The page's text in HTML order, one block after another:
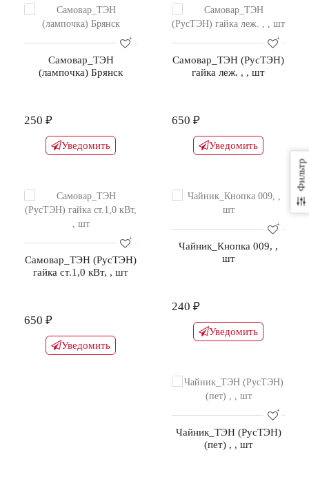
Фильтр
Самовар_ТЭН
(лампочка) Брянск
250 ₽
Уведомить
Самовар_ТЭН (РусТЭН)
гайка леж. , , шт
650 ₽
Уведомить
Самовар_ТЭН (РусТЭН)
гайка ст.1,0 кВт, , шт
650 ₽
Уведомить
Чайник_Кнопка 009, ,
шт
240 ₽
Уведомить
Чайник_ТЭН (РусТЭН)
(пет) , , шт